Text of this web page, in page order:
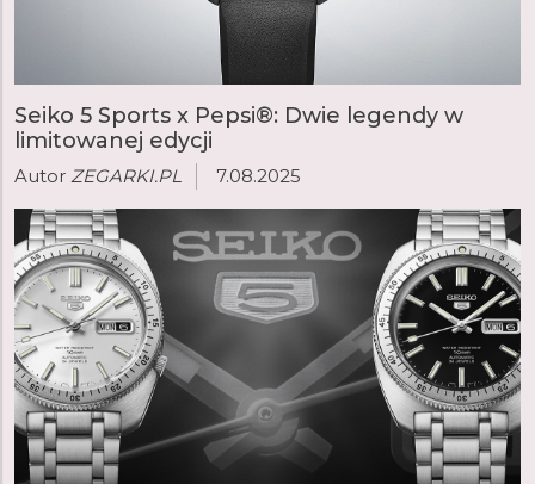
Seiko 5 Sports x Pepsi®: Dwie legendy w
limitowanej edycji
Autor ZEGARKI.PL 7.08.2025